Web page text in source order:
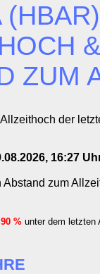
(HBAR)
&
ZUM
Allzeithoch der
16:27
zum
% unter dem letzten